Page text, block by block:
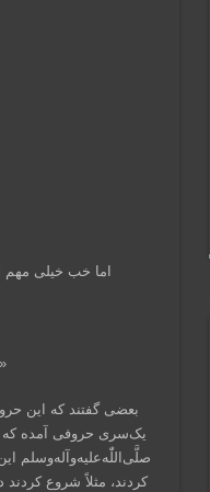
اما خب خیلی
بعضی گفتند که این
یک‌سری حروفی آمده که
صلَّى‌اللّٰه‌علیه‌و‌آله‌و‌سلم
کردند، مثلاً شروع